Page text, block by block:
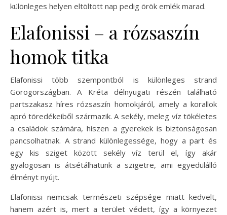
különleges helyen eltöltött nap pedig örök emlék marad.
Elafonissi – a rózsaszín
homok titka
Elafonissi több szempontból is különleges strand
Görögországban. A Kréta délnyugati részén található
partszakasz híres rózsaszín homokjáról, amely a korallok
apró töredékeiből származik. A sekély, meleg víz tökéletes
a családok számára, hiszen a gyerekek is biztonságosan
pancsolhatnak. A strand különlegessége, hogy a part és
egy kis sziget között sekély víz terül el, így akár
gyalogosan is átsétálhatunk a szigetre, ami egyedülálló
élményt nyújt.
Elafonissi nemcsak természeti szépsége miatt kedvelt,
hanem azért is, mert a terület védett, így a környezet